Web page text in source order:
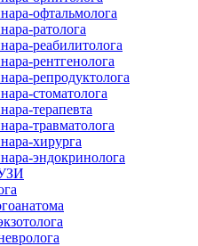
офтальмолога
ратолога
реабилитолога
рентгенолога
репродуктолога
стоматолога
терапевта
травматолога
хирурга
эндокринолога